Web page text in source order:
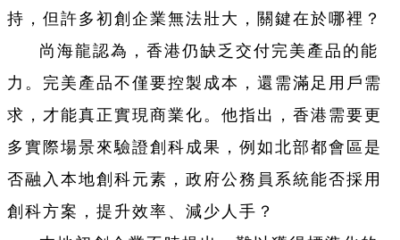
持，但許多初創企業無法壯大，關鍵在於哪裡？
尚海龍認為，香港仍缺乏交付完美產品的能
力。完美產品不僅要控製成本，還需滿足用戶需
求，才能真正實現商業化。他指出，香港需要更
多實際場景來驗證創科成果，例如北部都會區是
否融入本地創科元素，政府公務員系統能否採用
創科方案，提升效率、減少人手？